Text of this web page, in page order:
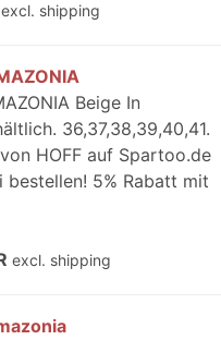
excl. shipping
Beige In
36,37,38,39,40,41.
HOFF auf Spartoo.de
5% Rabatt mit
excl. shipping